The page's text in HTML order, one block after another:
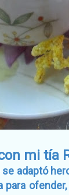
mi tía
adaptó
para